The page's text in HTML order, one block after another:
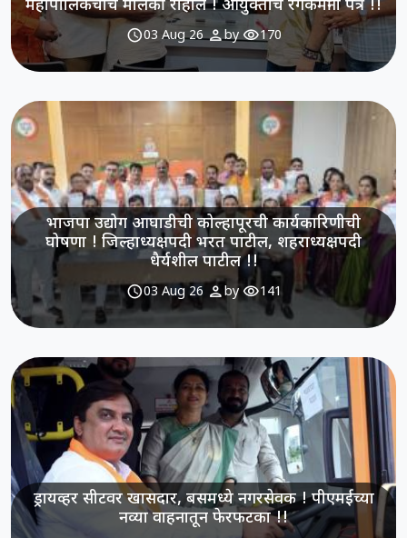
महापालिकेचीच मालकी राहील ! आयुक्तांचे रंगकर्मीना पत्र !!
schedule03 Aug 26 personby visibility170
भाजपा उद्योग आघाडीची कोल्हापूरची कार्यकारिणीची
घोषणा ! जिल्हाध्यक्षपदी भरत पाटील, शहराध्यक्षपदी
धैर्यशील पाटील !!
schedule03 Aug 26 personby visibility141
ड्रायव्हर सीटवर खासदार, बसमध्ये नगरसेवक ! पीएमईच्या
नव्या वाहनातून फेरफटका !!